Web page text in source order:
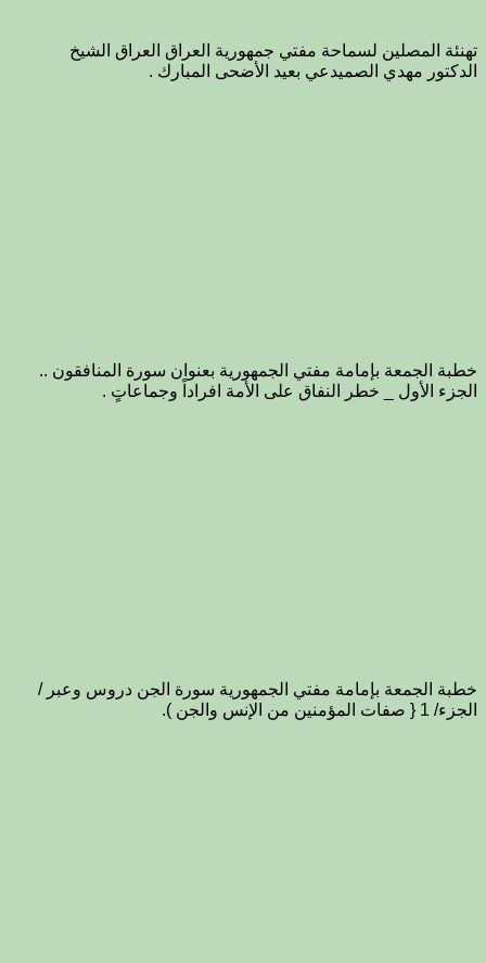
تهنئة المصلين لسماحة مفتي جمهورية العراق العراق الشيخ
الدكتور مهدي الصميدعي بعيد الأضحى المبارك .
خطبة الجمعة بإمامة مفتي الجمهورية بعنوان سورة المنافقون ..
الجزء الأول _ خطر النفاق على الأمة افراداً وجماعاتٍ .
خطبة الجمعة بإمامة مفتي الجمهورية سورة الجن دروس وعبر /
الجزء/ 1 { صفات المؤمنين من الإنس والجن ).